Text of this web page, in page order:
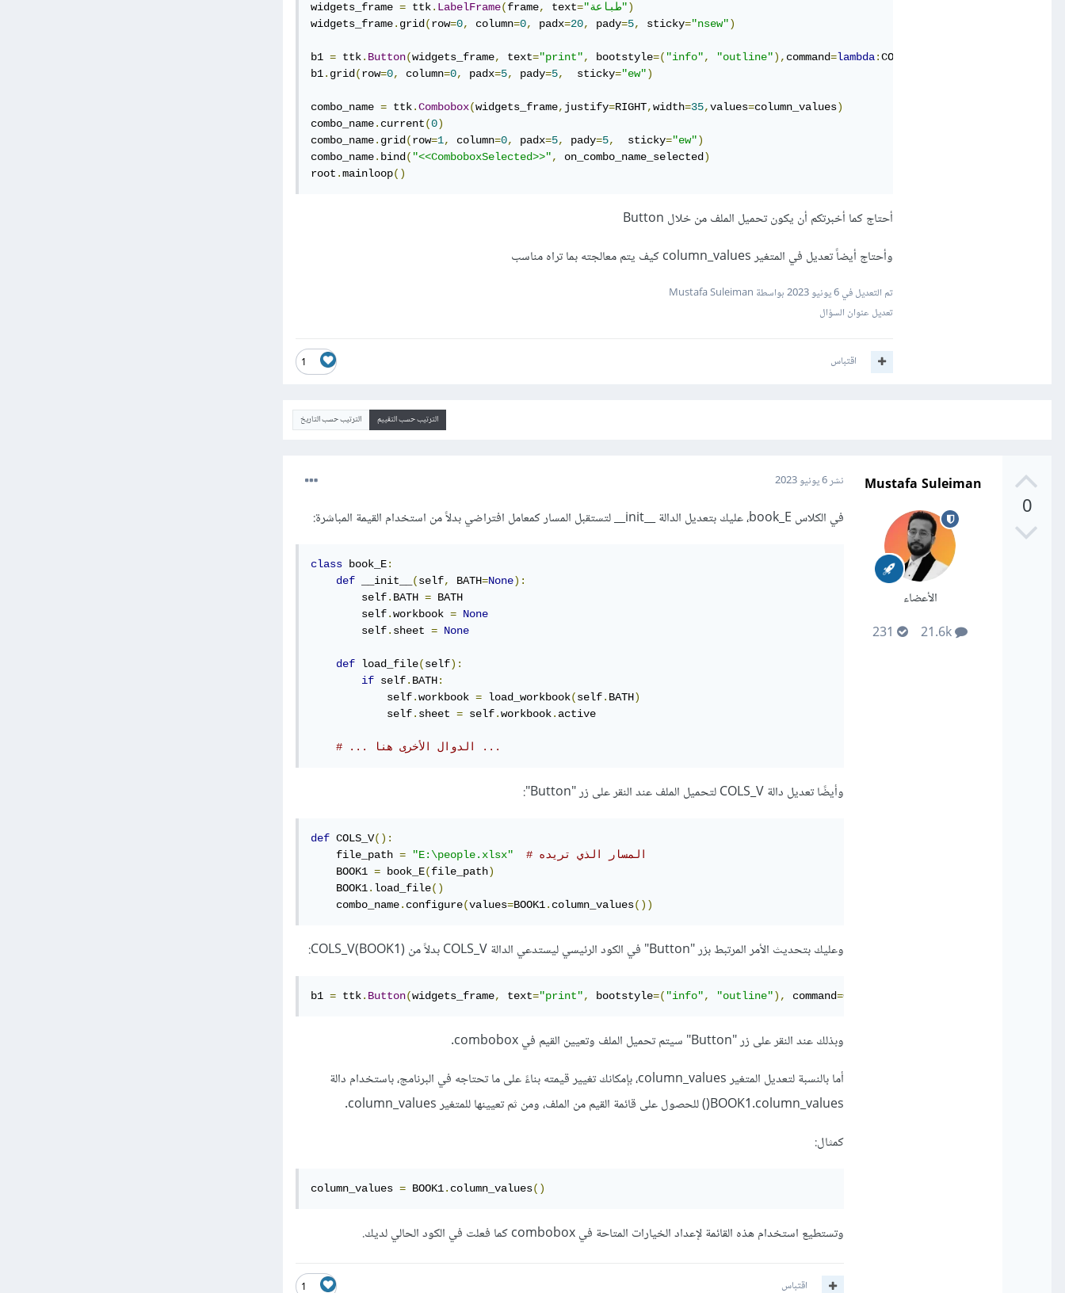
widgets_frame = ttk. LabelFrame(frame, text= "طباعة")
widgets_frame. grid (row=0, column=0, padx=20, pady=5, sticky="nsew")
b1 = ttk. Button(widgets_frame, text="print", bootstyle=( "info", "outline"), command=lambda:COLS_V
b1. grid (row=0, column=0, padx=5, pady=5,
  sticky
="ew")
combo_name = ttk.Combobox(widgets_frame, justify=RIGHT,width=35,values=column_values)
combo_name. current(0)
combo_name. grid (row=1, column=0, padx=5, pady=5,
  sticky
="ew")
combo_name. bind ( "<<ComboboxSelected>>", on_combo_name_selected )
root .mainloop()
أحتاج كما أخبرتكم أن يكون تحميل الملف من خلال Button
وأحتاج أيضاً تعديل في المتغير column_values كيف يتم معالجته بما تراه مناسب
تم التعديل في6 يونيو 2023
بواسطة Mustafa Suleiman
تعديل عنوان السؤال
1 اقتباس
الترتيب حسب التقييم الترتيب حسب التاريخ
0
Mustafa Suleiman
الأعضاء
نشر6 يونيو 2023
في الكلاس book_E، عليك بتعديل الدالة __init__ لتستقبل المسار كمعامل افتراضي بدلاً من استخدام القيمة المباشرة:
class book_E:
def __init__ (self, BATH=None):
        self
. BATH = BATH
        self
.workbook = None
        self
. sheet = None
def load_file(self):
if self. BATH:
            self
.workbook = load_workbook(self. BATH)
            self
. sheet = self.workbook. active
# ... الدوال الأخرى هنا ...
وأيضًا تعديل دالة COLS_V لتحميل الملف عند النقر على زر "Button":
def COLS_V():
    file_path
= "E:\people.xlsx"
# المسار الذي تريده
    BOOK1
= book_E(file_path)
    BOOK1
. load_file()
    combo_name
. configure(values=BOOK1. column_values())
وعليك بتحديث الأمر المرتبط بزر "Button" في الكود الرئيسي ليستدعي الدالة COLS_V بدلاً من COLS_V(BOOK1):
b1 = ttk. Button(widgets_frame, text="print", bootstyle=( "info", "outline"), command=COLS_V
وبذلك عند النقر على زر "Button" سيتم تحميل الملف وتعيين القيم في combobox.
أما بالنسبة لتعديل المتغير column_values، بإمكانك تغيير قيمته بناءً على ما تحتاجه في البرنامج، باستخدام دالة
BOOK1.column_values() للحصول على قائمة القيم من الملف، ومن ثم تعيينها للمتغير column_values.
كمثال:
column_values = BOOK1. column_values()
وتستطيع استخدام هذه القائمة لإعداد الخيارات المتاحة في combobox كما فعلت في الكود الحالي لديك.
1 اقتباس